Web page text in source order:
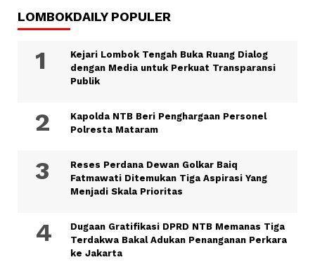
LOMBOKDAILY POPULER
Kejari Lombok Tengah Buka Ruang Dialog
dengan Media untuk Perkuat Transparansi
Publik
Kapolda NTB Beri Penghargaan Personel
Polresta Mataram
Reses Perdana Dewan Golkar Baiq
Fatmawati Ditemukan Tiga Aspirasi Yang
Menjadi Skala Prioritas
Dugaan Gratifikasi DPRD NTB Memanas Tiga
Terdakwa Bakal Adukan Penanganan Perkara
ke Jakarta